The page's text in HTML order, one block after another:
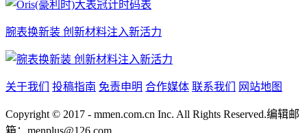
腕表换新装 创新材料注入新活力
关于我们 投稿指南 免责申明 合作媒体 联系我们 网站地图
Copyright © 2017 - mmen.com.cn Inc. All Rights Reserved.编辑邮